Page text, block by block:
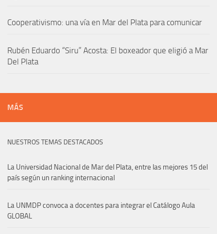
Cooperativismo: una vía en Mar del Plata para comunicar
Rubén Eduardo “Siru” Acosta: El boxeador que eligió a Mar
Del Plata
MÁS
NUESTROS TEMAS DESTACADOS
La Universidad Nacional de Mar del Plata, entre las mejores 15 del
país según un ranking internacional
La UNMDP convoca a docentes para integrar el Catálogo Aula
GLOBAL